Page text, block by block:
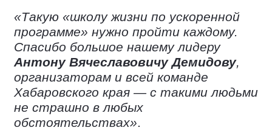
«Такую «школу жизни по ускоренной
программе» нужно пройти каждому.
Спасибо большое нашему лидеру
Антону Вячеславовичу Демидову,
организаторам и всей команде
Хабаровского края — с такими людьми
не страшно в любых
обстоятельствах».